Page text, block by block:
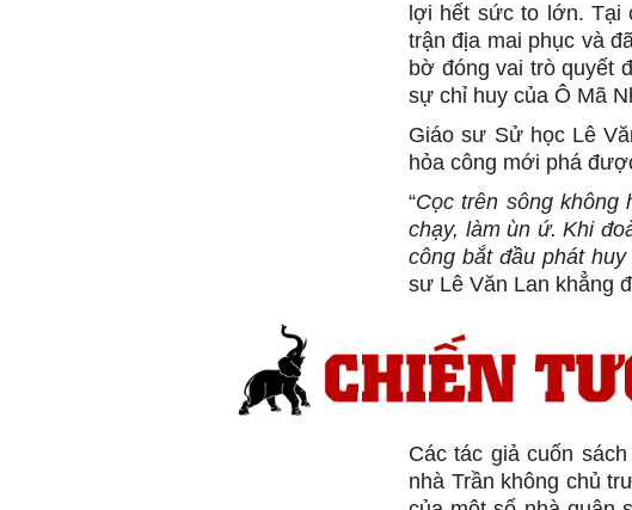
lợi hết sức to lớn. Tại
trận địa mai phục và
bờ đóng vai trò quyết
sự chỉ huy của Ô Mã
Giáo sư Sử học Lê
hỏa công mới phá
“Cọc trên sông không
chạy, làm ùn ứ. Khi
công bắt đầu phát
sư Lê Văn Lan khẳng
Các tác giả cuốn
nhà Trần không chủ